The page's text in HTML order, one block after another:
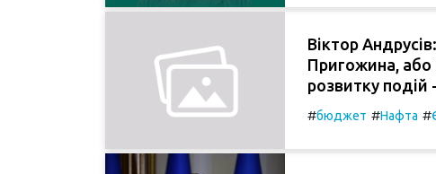
Віктор
Пригожина, або
розвитку подій
#бюджет #Нафта #